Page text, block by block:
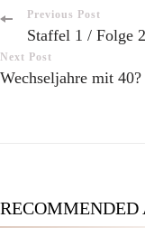
Post
Previous Post
Staffel 1 / Folge 2
Next Post
Wechseljahre mit 40?
RECOMMENDED